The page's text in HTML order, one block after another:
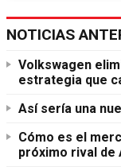
NOTICIAS
Volkswagen
estrategia que
Así sería una
Cómo es el
próximo rival de